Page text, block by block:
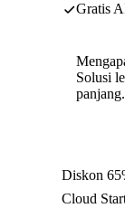
Gratis
Solusi
Diskon
Cloud